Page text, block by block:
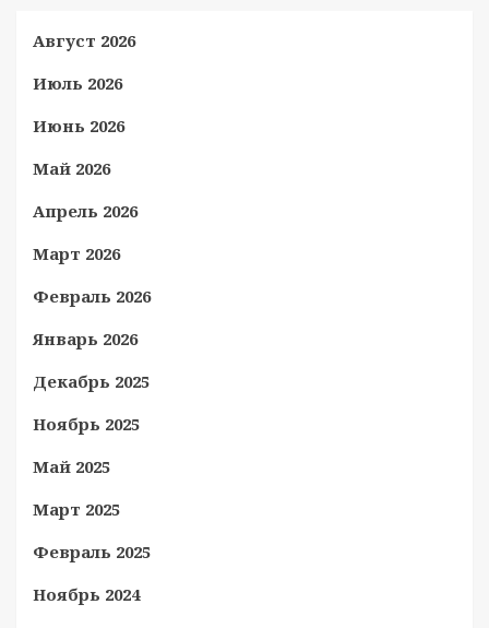
Август 2026
Июль 2026
Июнь 2026
Май 2026
Апрель 2026
Март 2026
Февраль 2026
Январь 2026
Декабрь 2025
Ноябрь 2025
Май 2025
Март 2025
Февраль 2025
Ноябрь 2024